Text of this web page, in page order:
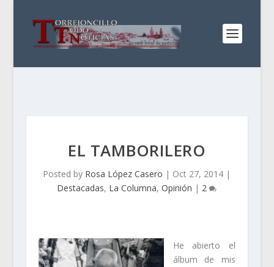
EL TAMBORILERO
Posted by Rosa López Casero | Oct 27, 2014 |
Destacadas, La Columna,Opinión | 2
He abierto el
álbum de mis